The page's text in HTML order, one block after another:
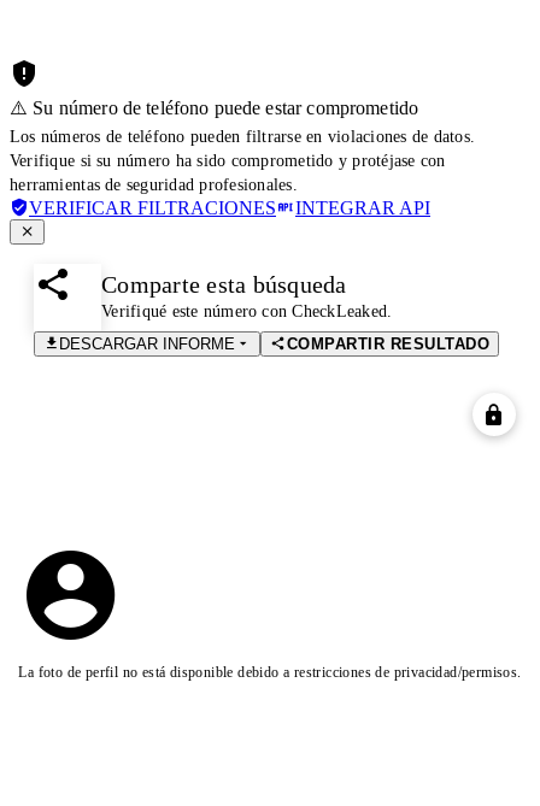
⚠️ Su número de teléfono puede estar comprometido
Los números de teléfono pueden filtrarse en violaciones de datos.
Verifique si su número ha sido comprometido y protéjase con
herramientas de seguridad profesionales.
VERIFICAR FILTRACIONES INTEGRAR API
Comparte esta búsqueda
Verifiqué este número con CheckLeaked.
DESCARGAR INFORME
COMPARTIR RESULTADO
La foto de perfil no está disponible debido a restricciones de privacidad/permisos.